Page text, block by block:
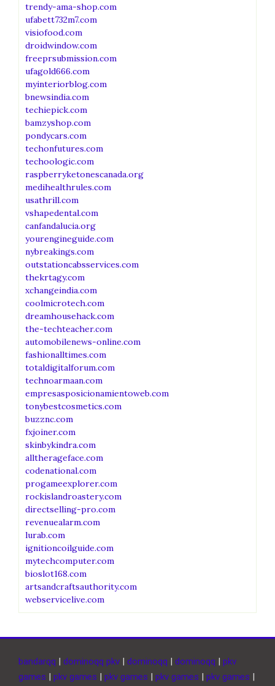
trendy-ama-shop.com
ufabett732m7.com
visiofood.com
droidwindow.com
freeprsubmission.com
ufagold666.com
myinteriorblog.com
bnewsindia.com
techiepick.com
bamzyshop.com
pondycars.com
techonfutures.com
techoologic.com
raspberryketonescanada.org
medihealthrules.com
usathrill.com
vshapedental.com
canfandalucia.org
yourengineguide.com
nybreakings.com
outstationcabsservices.com
thekrtagy.com
xchangeindia.com
coolmicrotech.com
dreamhousehack.com
the-techteacher.com
automobilenews-online.com
fashionalltimes.com
totaldigitalforum.com
technoarmaan.com
empresasposicionamientoweb.com
tonybestcosmetics.com
buzznc.com
fxjoiner.com
skinbykindra.com
alltherageface.com
codenational.com
progameexplorer.com
rockislandroastery.com
directselling-pro.com
revenuealarm.com
lurab.com
ignitioncoilguide.com
mytechcomputer.com
bioslot168.com
artsandcraftsauthority.com
webservicelive.com
bandarqq | dominoqq pkv | dominoqq | dominoqq | pkv
games | pkv games | pkv games | pkv games | pkv games |